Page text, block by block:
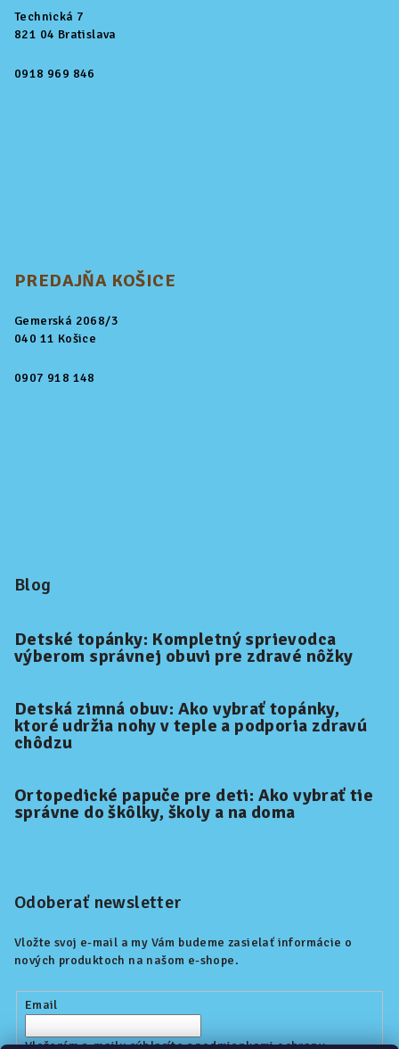
Technická 7
821 04 Bratislava
0918 969 846
PREDAJŇA KOŠICE
Gemerská 2068/3
040 11 Košice
0907 918 148
Blog
Detské topánky: Kompletný sprievodca
výberom správnej obuvi pre zdravé nôžky
Detská zimná obuv: Ako vybrať topánky,
ktoré udržia nohy v teple a podporia zdravú
chôdzu
Ortopedické papuče pre deti: Ako vybrať tie
správne do škôlky, školy a na doma
Odoberať newsletter
Vložte svoj e-mail a my Vám budeme zasielať informácie o
nových produktoch na našom e-shope.
Email